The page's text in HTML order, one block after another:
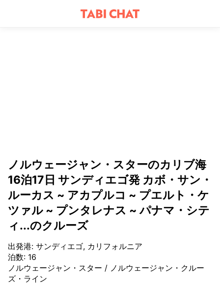
ノルウェージャン・スターのカリブ海
16泊17日 サンディエゴ発 カボ・サン・
ルーカス ~ アカプルコ ~ プエルト・ケ
ツァル ~ プンタレナス ~ パナマ・シテ
ィ...のクルーズ
出発港: サンディエゴ, カリフォルニア
泊数: 16
ノルウェージャン・スター / ノルウェージャン・クルー
ズ・ライン